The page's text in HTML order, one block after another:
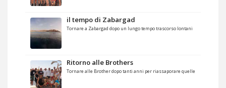
il tempo di Zabargad
Tornare a Zabargad dopo un lungo tempo trascorso lontani
Ritorno alle Brothers
Tornare alle Brother dopo tanti anni per riassaporare quelle